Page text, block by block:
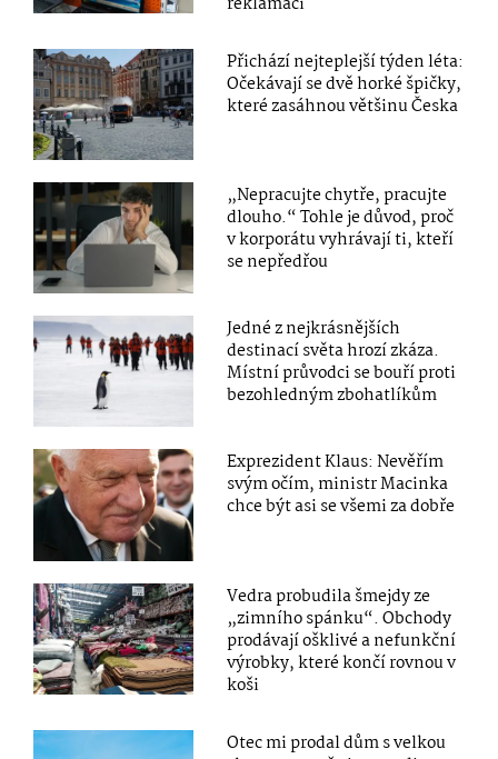
Přichází nejteplejší týden léta:
Očekávají se dvě horké špičky,
které zasáhnou většinu Česka
„Nepracujte chytře, pracujte
dlouho.“ Tohle je důvod, proč
v korporátu vyhrávají ti, kteří
se nepředřou
Jedné z nejkrásnějších
destinací světa hrozí zkáza.
Místní průvodci se bouří proti
bezohledným zbohatlíkům
Exprezident Klaus: Nevěřím
svým očím, ministr Macinka
chce být asi se všemi za dobře
Vedra probudila šmejdy ze
„zimního spánku“. Obchody
prodávají ošklivé a nefunkční
výrobky, které končí rovnou v
koši
Otec mi prodal dům s velkou